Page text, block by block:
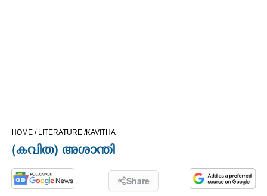
OPINION
HOME / LITERATURE /KAVITHA
(കവിത) അശാന്തി
Share